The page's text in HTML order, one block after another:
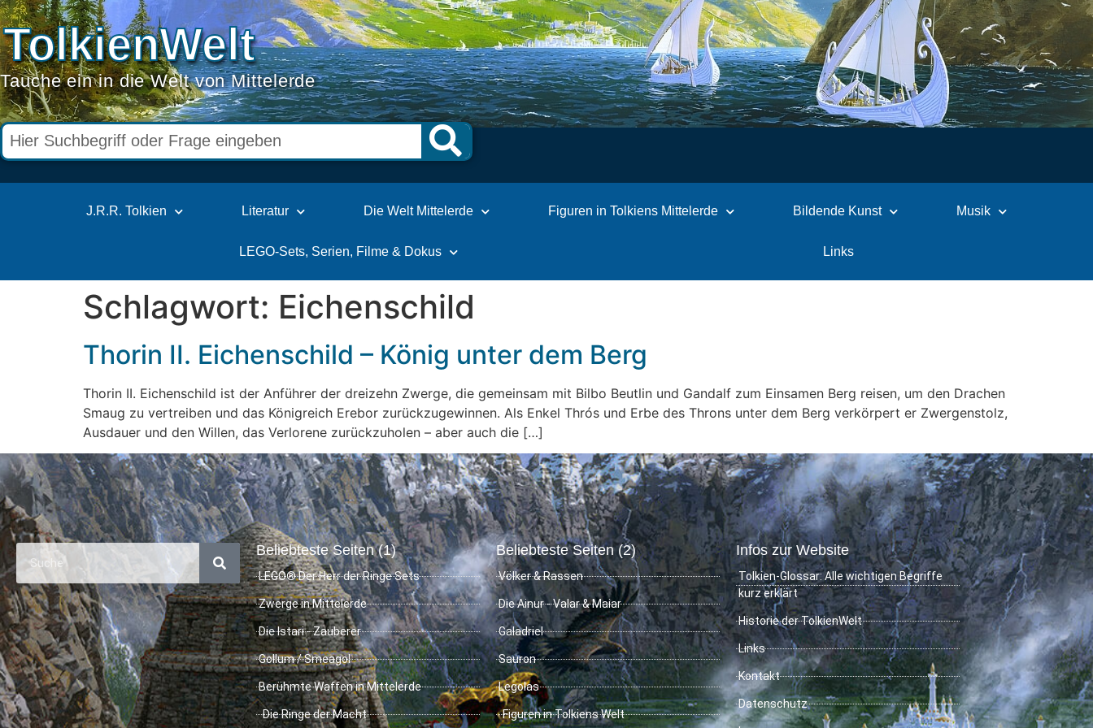
TolkienWelt
Tauche ein in die Welt von Mittelerde
J.R.R. Tolkien Literatur Die Welt Mittelerde Figuren in Tolkiens Mittelerde Bildende Kunst Musik
LEGO-Sets, Serien, Filme & Dokus Links
Schlagwort: Eichenschild
Thorin II. Eichenschild – König unter dem Berg
Thorin II. Eichenschild ist der Anführer der dreizehn Zwerge, die gemeinsam mit Bilbo Beutlin und Gandalf zum Einsamen Berg reisen, um den Drachen
Smaug zu vertreiben und das Königreich Erebor zurückzugewinnen. Als Enkel Thrós und Erbe des Throns unter dem Berg verkörpert er Zwergenstolz,
Ausdauer und den Willen, das Verlorene zurückzuholen – aber auch die […]
Beliebteste Seiten (1)
LEGO® Der Herr der Ringe Sets
Zwerge in Mittelerde
Die Istari - Zauberer
Gollum / Smeagol
Berühmte Waffen in Mittelerde
Die Ringe der Macht
Beliebteste Seiten (2)
Völker & Rassen
Die Ainur - Valar & Maiar
Galadriel
Sauron
Legolas
Figuren in Tolkiens Welt
Infos zur Website
Tolkien-Glossar: Alle wichtigen Begriffe
kurz erklärt
Historie der TolkienWelt
Links
Kontakt
Datenschutz